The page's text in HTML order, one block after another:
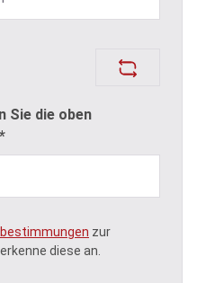
Sie die oben
zur
diese an.